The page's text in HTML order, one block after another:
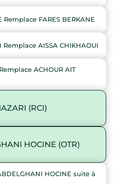
Remplace FARES BERKANE
AISSA CHIKHAOUI
ACHOUR AIT
(RCI)
HOCINE (OTR)
HOCINE suite à